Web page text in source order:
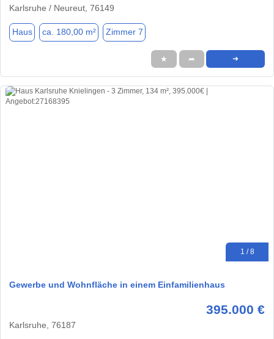
Karlsruhe / Neureut, 76149
Haus ca. 180,00 m² Zimmer 7
★ ➦ ➜
1 / 8
Gewerbe und Wohnfläche in einem Einfamilienhaus
395.000 €
Karlsruhe, 76187